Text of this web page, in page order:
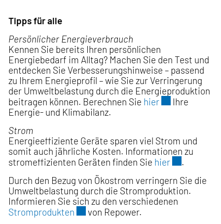
Tipps für alle
Persönlicher Energieverbrauch
Kennen Sie bereits Ihren persönlichen
Energiebedarf im Alltag? Machen Sie den Test und
entdecken Sie Verbesserungshinweise – passend
zu Ihrem Energieprofil – wie Sie zur Verringerung
der Umweltbelastung durch die Energieproduktion
beitragen können. Berechnen Sie hier Externer Link
Ihre
Energie- und Klimabilanz.
Strom
Energieeffiziente Geräte sparen viel Strom und
somit auch jährliche Kosten. Informationen zu
stromeffizienten Geräten finden Sie hier Externer
.
Durch den Bezug von Ökostrom verringern Sie die
Umweltbelastung durch die Stromproduktion.
Informieren Sie sich zu den verschiedenen
Stromprodukten Externer Link wird in einem neuen
von Repower.